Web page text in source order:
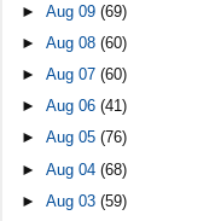
►Aug 09(69)
►Aug 08(60)
►Aug 07(60)
►Aug 06(41)
►Aug 05(76)
►Aug 04(68)
►Aug 03(59)